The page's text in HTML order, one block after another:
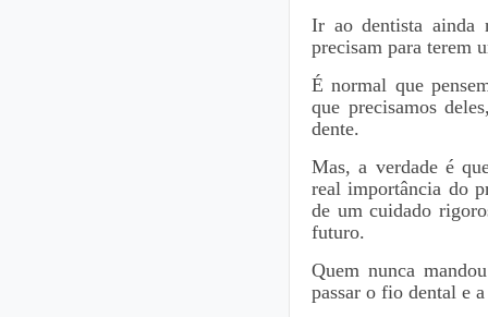
Ir ao dentista ainda
precisam para terem
É normal que
que precisamos
dente.
Mas, a verdade é
real importância do
de um cuidado
futuro.
Quem nunca
passar o fio dental e